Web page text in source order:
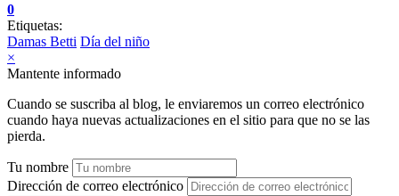
0
Etiquetas:
Damas Betti Día del niño
×
Mantente informado
Cuando se suscriba al blog, le enviaremos un correo electrónico
cuando haya nuevas actualizaciones en el sitio para que no se las
pierda.
Tu nombre
Dirección de correo electrónico